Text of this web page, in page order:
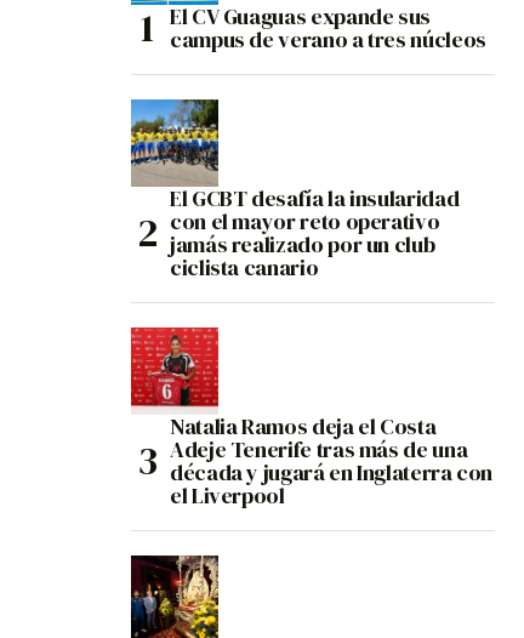
El CV Guaguas expande sus
campus de verano a tres núcleos
El GCBT desafía la insularidad
con el mayor reto operativo
jamás realizado por un club
ciclista canario
Natalia Ramos deja el Costa
Adeje Tenerife tras más de una
década y jugará en Inglaterra con
el Liverpool